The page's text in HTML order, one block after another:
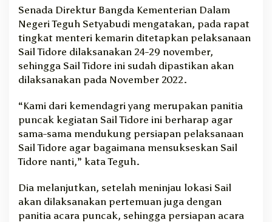
Senada Direktur Bangda Kementerian Dalam
Negeri Teguh Setyabudi mengatakan, pada rapat
tingkat menteri kemarin ditetapkan pelaksanaan
Sail Tidore dilaksanakan 24-29 november,
sehingga Sail Tidore ini sudah dipastikan akan
dilaksanakan pada November 2022.
“Kami dari kemendagri yang merupakan panitia
puncak kegiatan Sail Tidore ini berharap agar
sama-sama mendukung persiapan pelaksanaan
Sail Tidore agar bagaimana mensukseskan Sail
Tidore nanti,” kata Teguh.
Dia melanjutkan, setelah meninjau lokasi Sail
akan dilaksanakan pertemuan juga dengan
panitia acara puncak, sehingga persiapan acara